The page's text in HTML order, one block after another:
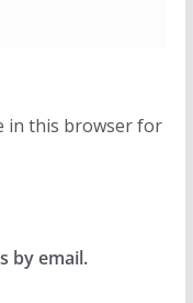
in this browser for
by email.